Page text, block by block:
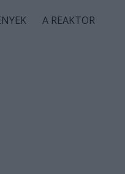
A REAKTOR